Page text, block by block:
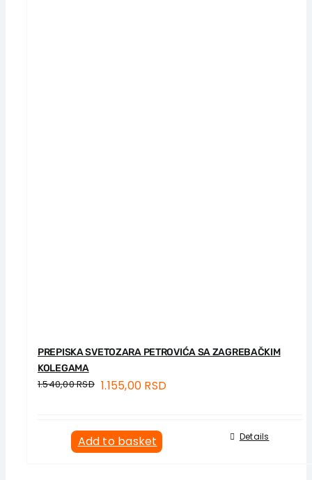
PREPISKA SVETOZARA PETROVIĆA SA ZAGREBAČKIM
KOLEGAMA
1.540,00RSD 1.155,00 RSD
Add to basket Details